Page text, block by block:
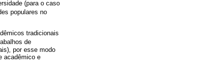
(para o caso
populares no
tradicionais
de
por esse modo
acadêmico e